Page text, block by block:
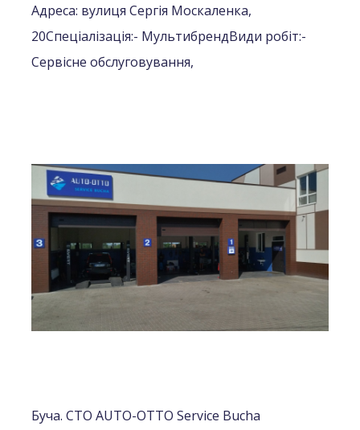
Адреса: вулиця Сергія Москаленка,
20Спеціалізація:- МультибрендВиди робіт:-
Сервісне обслуговування,
Буча. СТО AUTO-OTTO Service Bucha